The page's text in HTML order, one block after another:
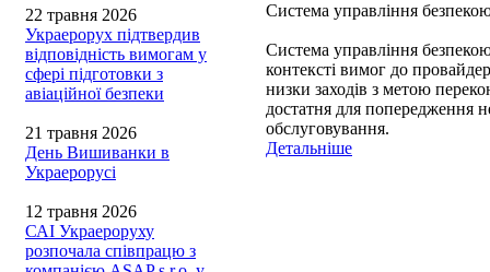
22 травня 2026
Украерорух підтвердив
відповідність вимогам у
сфері підготовки з
авіаційної безпеки
21 травня 2026
День Вишиванки в
Украерорусі
12 травня 2026
САІ Украероруху
розпочала співпрацю з
Система управління
Система управління
контексті вимог до
низки заходів з метою
достатня для попередження
обслуговування.
Детальніше